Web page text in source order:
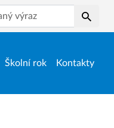
Školní rok Kontakty